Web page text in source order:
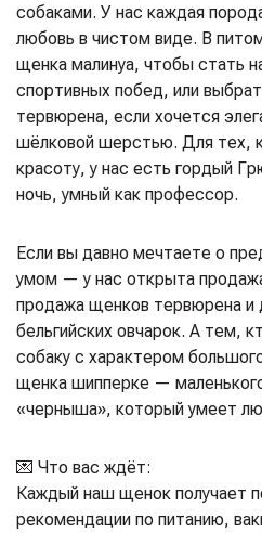
собаками. У нас каждая
любовь в чистом виде. В
щенка малинуа, чтобы стать
спортивных побед, или
тервюрена, если хочется
шёлковой шерстью. Для тех,
красоту, у нас есть гордый
ночь, умный как профессор.
Если вы давно мечтаете о
умом — у нас открыта
продажа щенков тервюрена и
бельгийских овчарок. А тем,
собаку с характером
щенка шипперке —
«черныша», который умеет
💌 Что вас ждёт:
Каждый наш щенок получает
рекомендации по питанию,